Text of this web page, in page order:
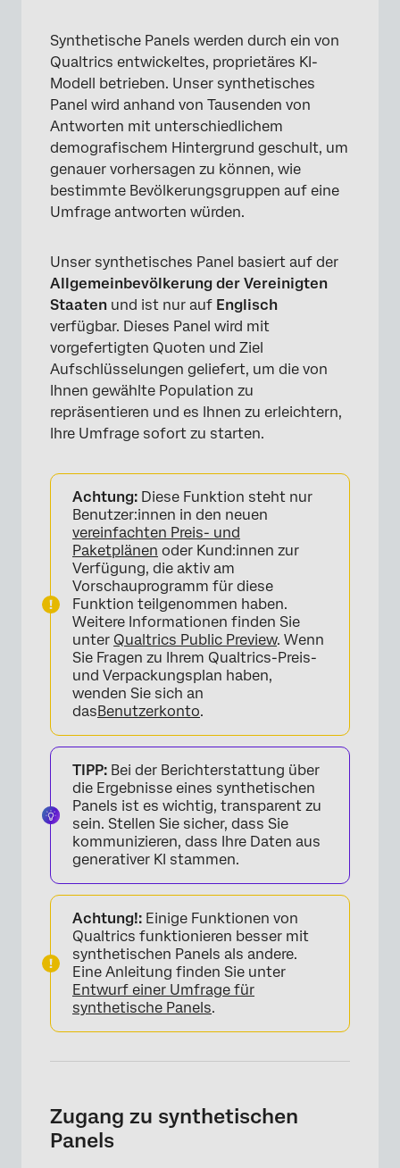
FAQs
Synthetische Panels werden durch ein von
Qualtrics entwickeltes, proprietäres KI-
Modell betrieben. Unser synthetisches
Panel wird anhand von Tausenden von
Antworten mit unterschiedlichem
demografischem Hintergrund geschult, um
genauer vorhersagen zu können, wie
bestimmte Bevölkerungsgruppen auf eine
Umfrage antworten würden.
Unser synthetisches Panel basiert auf der
Allgemeinbevölkerung der Vereinigten
Staaten und ist nur auf Englisch
verfügbar. Dieses Panel wird mit
vorgefertigten Quoten und Ziel
Aufschlüsselungen geliefert, um die von
Ihnen gewählte Population zu
repräsentieren und es Ihnen zu erleichtern,
Ihre Umfrage sofort zu starten.
Achtung: Diese Funktion steht nur
Benutzer:innen in den neuen
vereinfachten Preis- und
Paketplänen oder Kund:innen zur
Verfügung, die aktiv am
Vorschauprogramm für diese
Funktion teilgenommen haben.
Weitere Informationen finden Sie
unter Qualtrics Public Preview. Wenn
Sie Fragen zu Ihrem Qualtrics-Preis-
und Verpackungsplan haben,
wenden Sie sich an
dasBenutzerkonto.
TIPP: Bei der Berichterstattung über
die Ergebnisse eines synthetischen
Panels ist es wichtig, transparent zu
sein. Stellen Sie sicher, dass Sie
kommunizieren, dass Ihre Daten aus
generativer KI stammen.
Achtung!: Einige Funktionen von
Qualtrics funktionieren besser mit
synthetischen Panels als andere.
Eine Anleitung finden Sie unter
Entwurf einer Umfrage für
synthetische Panels.
Zugang zu synthetischen
Panels